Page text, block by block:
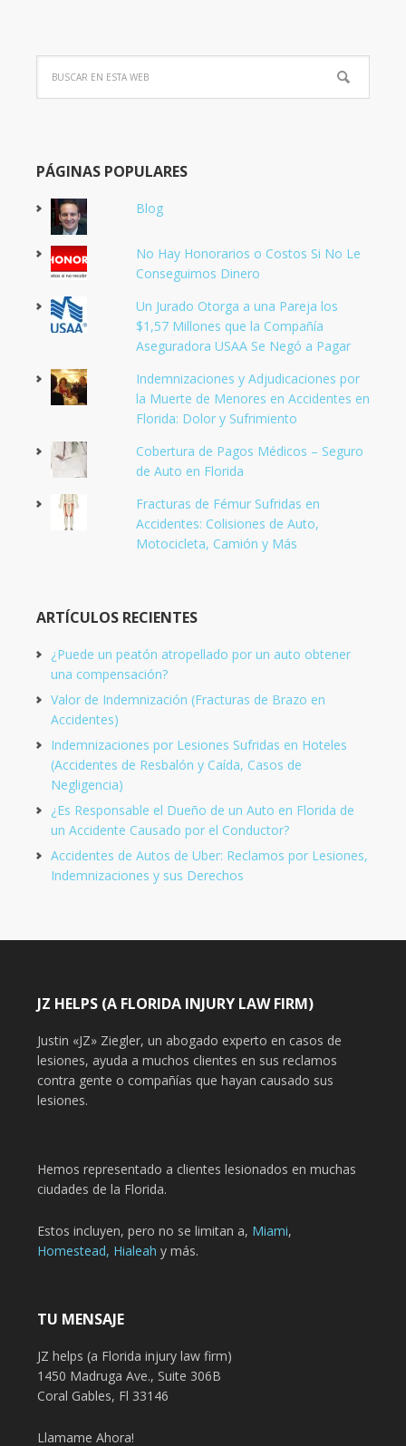
PÁGINAS POPULARES
Blog
No Hay Honorarios o Costos Si No Le
Conseguimos Dinero
Un Jurado Otorga a una Pareja los
$1,57 Millones que la Compañía
Aseguradora USAA Se Negó a Pagar
Indemnizaciones y Adjudicaciones por
la Muerte de Menores en Accidentes en
Florida: Dolor y Sufrimiento
Cobertura de Pagos Médicos – Seguro
de Auto en Florida
Fracturas de Fémur Sufridas en
Accidentes: Colisiones de Auto,
Motocicleta, Camión y Más
ARTÍCULOS RECIENTES
¿Puede un peatón atropellado por un auto obtener
una compensación?
Valor de Indemnización (Fracturas de Brazo en
Accidentes)
Indemnizaciones por Lesiones Sufridas en Hoteles
(Accidentes de Resbalón y Caída, Casos de
Negligencia)
¿Es Responsable el Dueño de un Auto en Florida de
un Accidente Causado por el Conductor?
Accidentes de Autos de Uber: Reclamos por Lesiones,
Indemnizaciones y sus Derechos
JZ HELPS (A FLORIDA INJURY LAW FIRM)
Justin «JZ» Ziegler, un abogado experto en casos de
lesiones, ayuda a muchos clientes en sus reclamos
contra gente o compañías que hayan causado sus
lesiones.
Hemos representado a clientes lesionados en muchas
ciudades de la Florida.
Estos incluyen, pero no se limitan a, Miami,
Homestead, Hialeah y más.
TU MENSAJE
JZ helps (a Florida injury law firm)
1450 Madruga Ave., Suite 306B
Coral Gables, Fl 33146
Llamame Ahora!